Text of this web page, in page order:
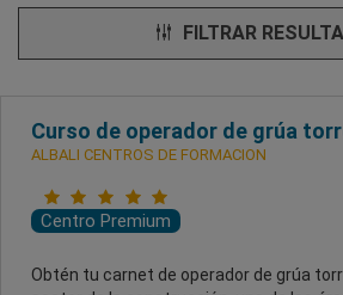
FILTRAR
Curso de operador de grúa
ALBALI CENTROS DE FORMACION
Centro Premium
Obtén tu carnet de operador de grúa